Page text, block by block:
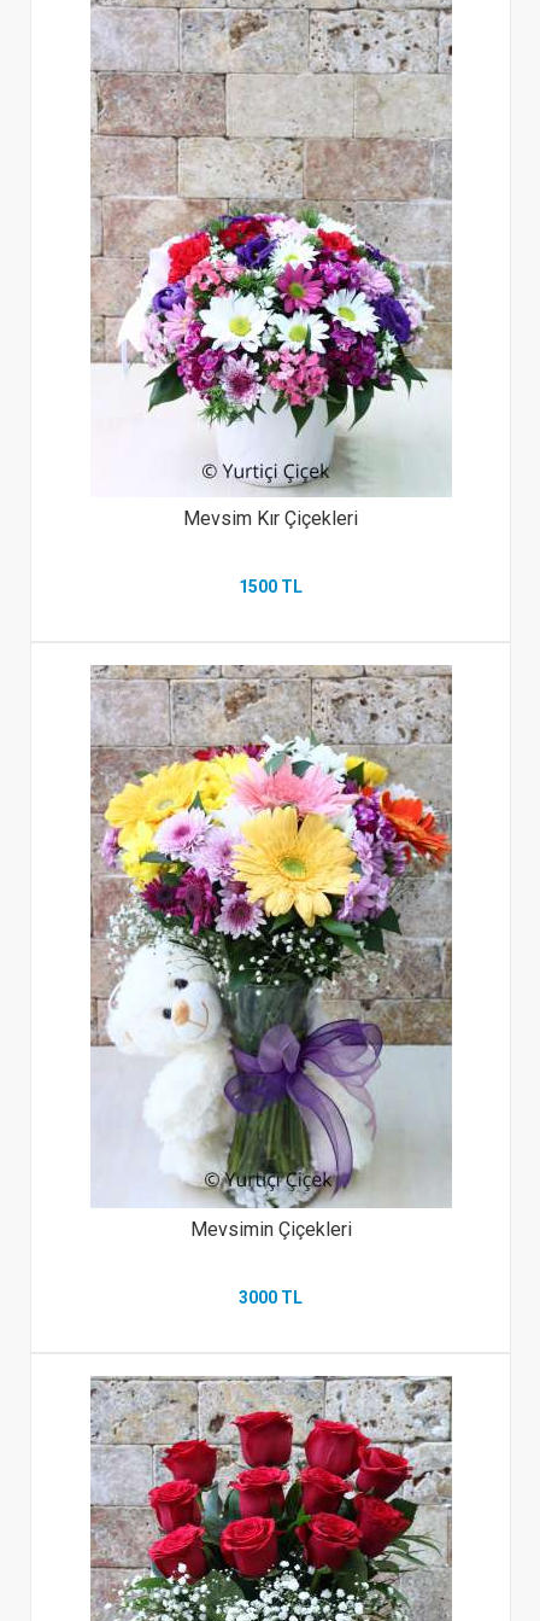
Mevsim Kır Çiçekleri
1500 TL
Mevsimin Çiçekleri
3000 TL